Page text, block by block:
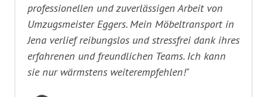
professionellen und zuverlässigen Arbeit von
Umzugsmeister Eggers. Mein Möbeltransport in
Jena verlief reibungslos und stressfrei dank ihres
erfahrenen und freundlichen Teams. Ich kann
sie nur wärmstens weiterempfehlen!"